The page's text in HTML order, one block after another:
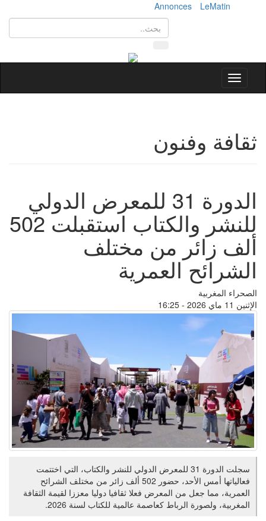
LeMatin
Annonces
Toggle
navigation
ثقافة وفنون
الدورة 31 للمعرض الدولي
للنشر والكتاب استقبلت 502
ألف زائر من مختلف
الشرائح العمرية
الصحراء المغربية
الإثنين 11 ماي 2026 - 16:25
سجلت الدورة 31 للمعرض الدولي للنشر والكتاب، التي اختتمت
فعالياتها أمس الأحد، حضور 502 ألف زائر من مختلف الشرائح
العمرية، مما جعل من المعرض فعلا ثقافيا دوليا معززا لقيمة الثقافة
المغربية، ولصورة الرباط كعاصمة عالمية للكتاب لسنة 2026.